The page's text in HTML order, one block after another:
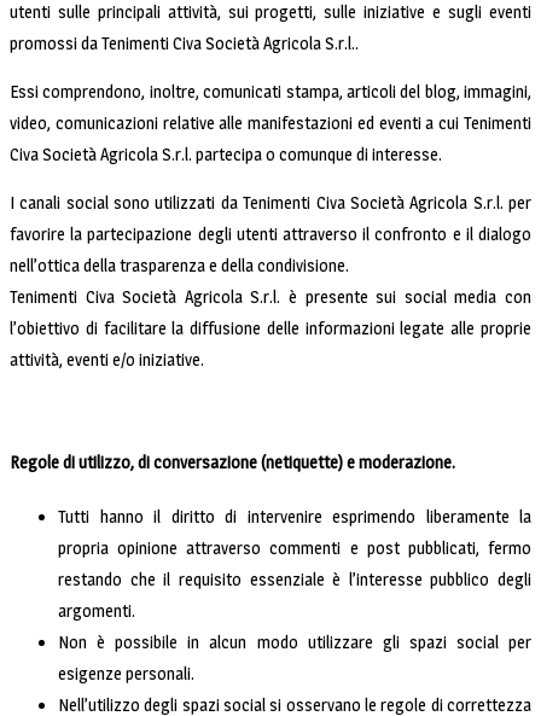
utenti sulle principali attività, sui progetti, sulle iniziative e sugli eventi
promossi da Tenimenti Civa Società Agricola S.r.l..
Essi comprendono, inoltre, comunicati stampa, articoli del blog, immagini,
video, comunicazioni relative alle manifestazioni ed eventi a cui Tenimenti
Civa Società Agricola S.r.l. partecipa o comunque di interesse.
I canali social sono utilizzati da Tenimenti Civa Società Agricola S.r.l. per
favorire la partecipazione degli utenti attraverso il confronto e il dialogo
nell’ottica della trasparenza e della condivisione.
Tenimenti Civa Società Agricola S.r.l. è presente sui social media con
l’obiettivo di facilitare la diffusione delle informazioni legate alle proprie
attività, eventi e/o iniziative.
Regole di utilizzo, di conversazione (netiquette) e moderazione.
Tutti hanno il diritto di intervenire esprimendo liberamente la
propria opinione attraverso commenti e post pubblicati, fermo
restando che il requisito essenziale è l’interesse pubblico degli
argomenti.
Non è possibile in alcun modo utilizzare gli spazi social per
esigenze personali.
Nell’utilizzo degli spazi social si osservano le regole di correttezza